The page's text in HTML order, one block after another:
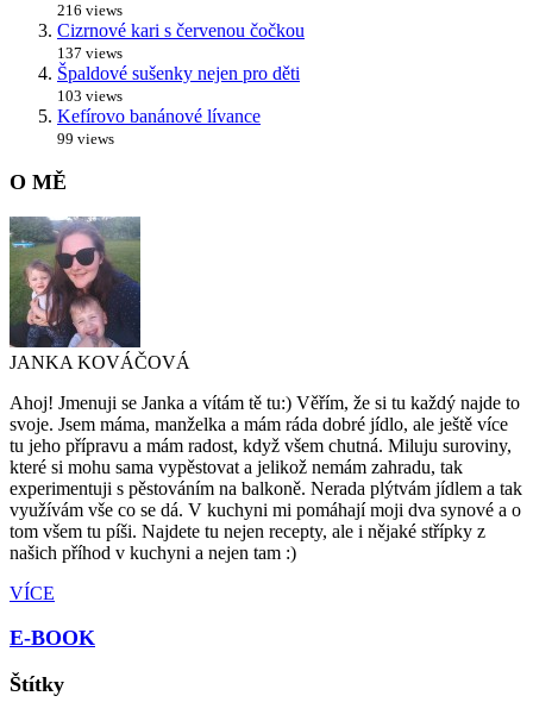
216 views
Cizrnové kari s červenou čočkou
137 views
Špaldové sušenky nejen pro děti
103 views
Kefírovo banánové lívance
99 views
O MĚ
JANKA KOVÁČOVÁ
Ahoj! Jmenuji se Janka a vítám tě tu:) Věřím, že si tu každý najde to
svoje. Jsem máma, manželka a mám ráda dobré jídlo, ale ještě více
tu jeho přípravu a mám radost, když všem chutná. Miluju suroviny,
které si mohu sama vypěstovat a jelikož nemám zahradu, tak
experimentuji s pěstováním na balkoně. Nerada plýtvám jídlem a tak
využívám vše co se dá. V kuchyni mi pomáhají moji dva synové a o
tom všem tu píši. Najdete tu nejen recepty, ale i nějaké střípky z
našich příhod v kuchyni a nejen tam :)
VÍCE
E-BOOK
Štítky